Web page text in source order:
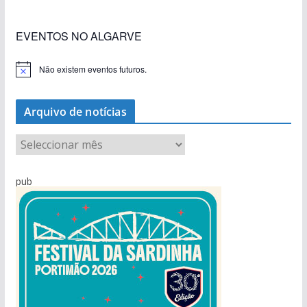
EVENTOS NO ALGARVE
Não existem eventos futuros.
Arquivo de notícias
q
pub